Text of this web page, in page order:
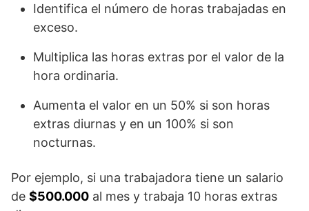
Identifica el número de horas trabajadas en
exceso.
Multiplica las horas extras por el valor de la
hora ordinaria.
Aumenta el valor en un 50% si son horas
extras diurnas y en un 100% si son
nocturnas.
Por ejemplo, si una trabajadora tiene un salario
de $500.000 al mes y trabaja 10 horas extras